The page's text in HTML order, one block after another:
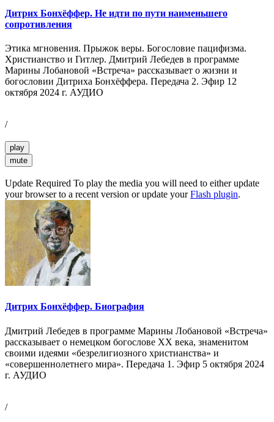
Дитрих Бонхёффер. Не идти по пути наименьшего
сопротивления
Этика мгновения. Прыжок веры. Богословие пацифизма.
Христианство и Гитлер. Дмитрий Лебедев в программе
Марины Лобановой «Встреча» рассказывает о жизни и
богословии Дитриха Бонхёффера. Передача 2. Эфир 12
октября 2024 г. АУДИО
/
play
mute
Update Required To play the media you will need to either update
your browser to a recent version or update yourFlash plugin.
Дитрих Бонхёффер. Биография
Дмитрий Лебедев в программе Марины Лобановой «Встреча»
рассказывает о немецком богослове XX века, знаменитом
своими идеями «безрелигиозного христианства» и
«совершеннолетнего мира». Передача 1. Эфир 5 октября 2024
г. АУДИО
/